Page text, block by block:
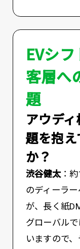
EVシ
客層へ
題
――アウデ
題を抱
か？
渋谷健太：
のディーラ
が、長く紙
グローバル
いますので